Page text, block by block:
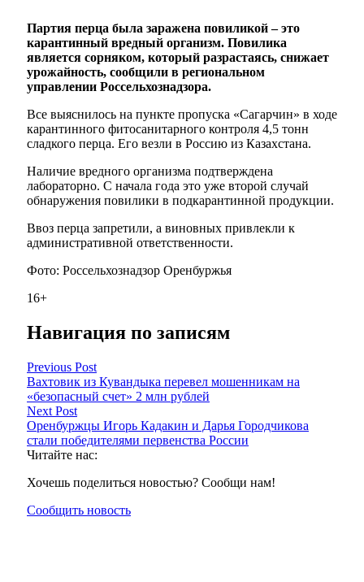
Партия перца была заражена повиликой – это
карантинный вредный организм. Повилика
является сорняком, который разрастаясь, снижает
урожайность, сообщили в региональном
управлении Россельхознадзора.
Все выяснилось на пункте пропуска «Сагарчин» в ходе
карантинного фитосанитарного контроля 4,5 тонн
сладкого перца. Его везли в Россию из Казахстана.
Наличие вредного организма подтверждена
лабораторно. С начала года это уже второй случай
обнаружения повилики в подкарантинной продукции.
Ввоз перца запретили, а виновных привлекли к
административной ответственности.
Фото: Россельхознадзор Оренбуржья
16+
Навигация по записям
Previous Post
Вахтовик из Кувандыка перевел мошенникам на
«безопасный счет» 2 млн рублей
Next Post
Оренбуржцы Игорь Кадакин и Дарья Городчикова
стали победителями первенства России
Читайте нас:
Хочешь поделиться новостью? Сообщи нам!
Сообщить новость